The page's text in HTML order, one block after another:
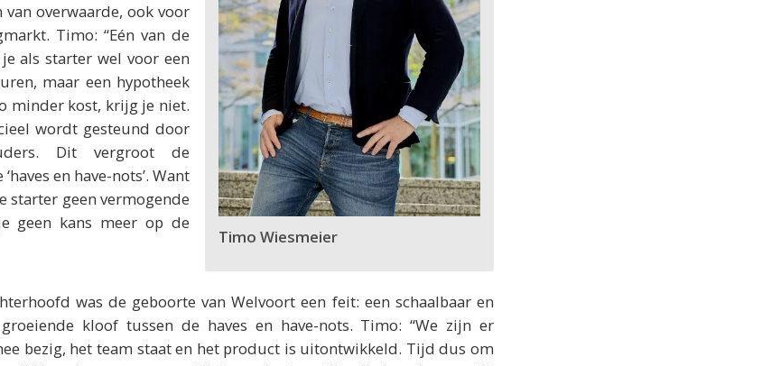
Timo Wiesmeier
overwaarde, ook voor
Timo: “Eén van de
als starter wel voor een
maar een hypotheek
minder kost, krijg je niet.
wordt gesteund door
Dit vergroot de
en have-nots’. Want
starter geen vermogende
geen kans meer op de
was de geboorte van Welvoort een feit: een schaalbaar en
kloof tussen de haves en have-nots. Timo: “We zijn er
bezig, het team staat en het product is uitontwikkeld. Tijd dus om